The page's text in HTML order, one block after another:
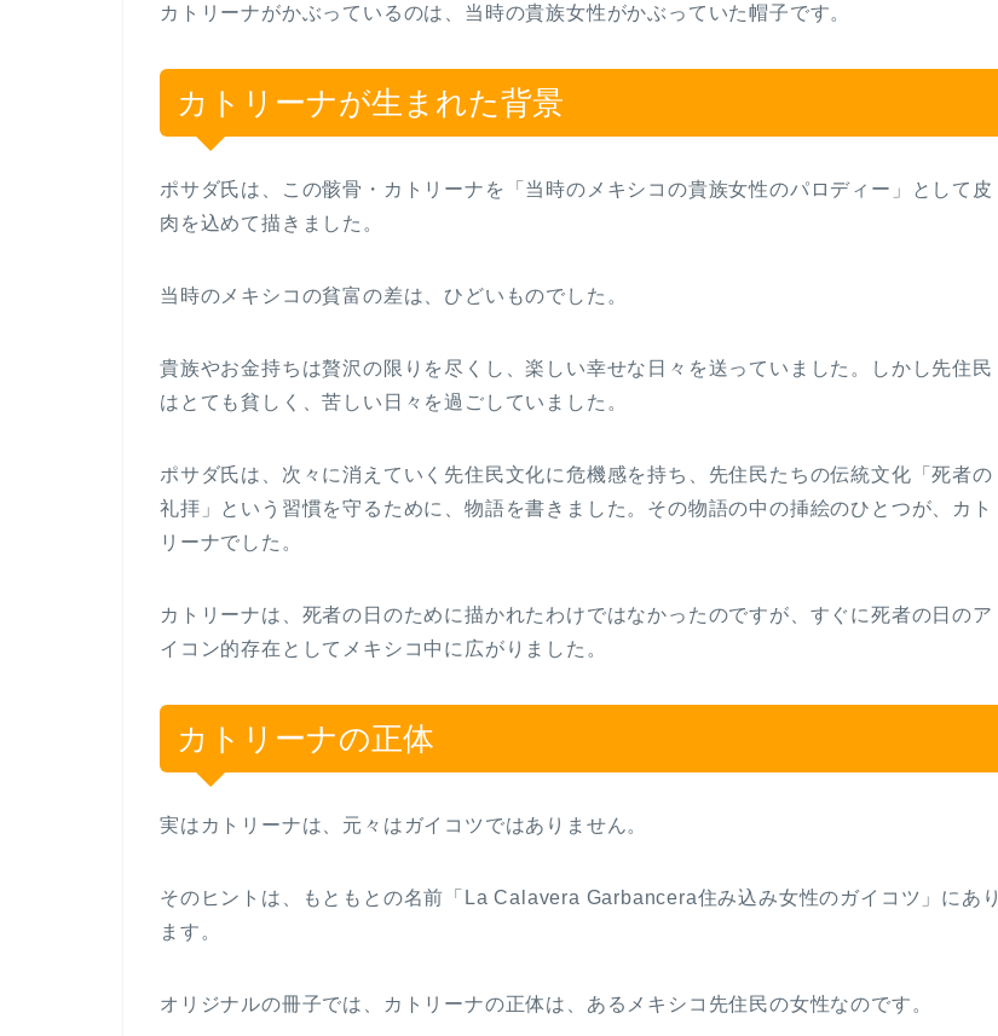
カトリーナがかぶっているのは、当時の貴族女性がかぶっていた帽子です。
カトリーナが生まれた背景
ポサダ氏は、この骸骨・カトリーナを「当時のメキシコの貴族女性のパロディー」として皮
肉を込めて描きました。
当時のメキシコの貧富の差は、ひどいものでした。
貴族やお金持ちは贅沢の限りを尽くし、楽しい幸せな日々を送っていました。しかし先住民
はとても貧しく、苦しい日々を過ごしていました。
ポサダ氏は、次々に消えていく先住民文化に危機感を持ち、先住民たちの伝統文化「死者の
礼拝」という習慣を守るために、物語を書きました。その物語の中の挿絵のひとつが、カト
リーナでした。
カトリーナは、死者の日のために描かれたわけではなかったのですが、すぐに死者の日のア
イコン的存在としてメキシコ中に広がりました。
カトリーナの正体
実はカトリーナは、元々はガイコツではありません。
そのヒントは、もともとの名前「La Calavera Garbancera住み込み女性のガイコツ」にあり
ます。
オリジナルの冊子では、カトリーナの正体は、あるメキシコ先住民の女性なのです。